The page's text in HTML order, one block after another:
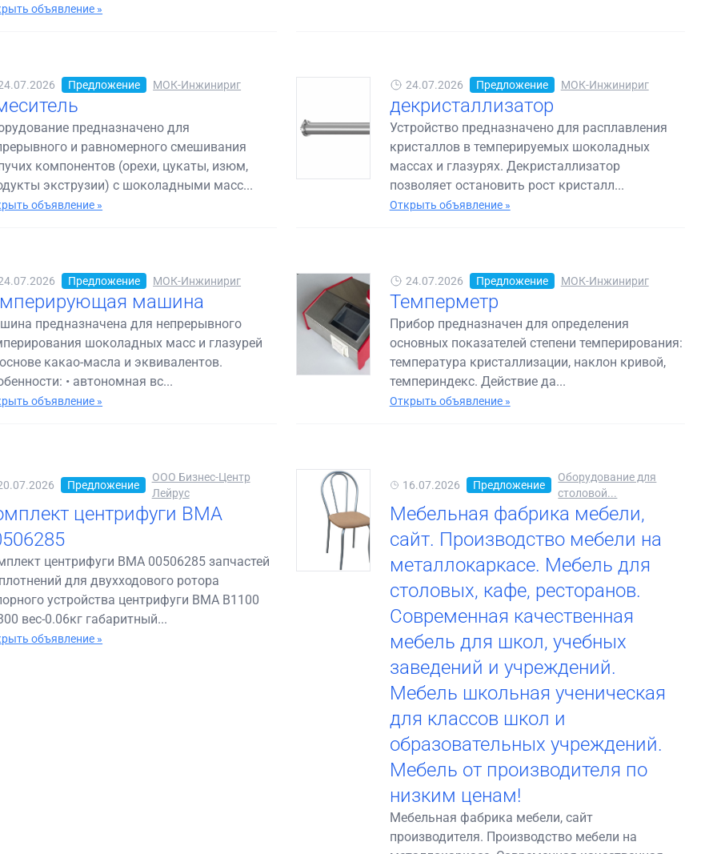
объявление »
Предложение МОК-Инжинириг
предназначено для
и равномерного смешивания
компонентов (орехи, цукаты, изюм,
экструзии) с шоколадными масс...
объявление »
24.07.2026 Предложение МОК-Инжинириг
декристаллизатор
Устройство предназначено для расплавления
кристаллов в темперируемых шоколадных
массах и глазурях. Декристаллизатор
позволяет остановить рост кристалл...
Открыть объявление »
Предложение МОК-Инжинириг
машина
предназначена для непрерывного
шоколадных масс и глазурей
какао-масла и эквивалентов.
• автономная вс...
объявление »
24.07.2026 Предложение МОК-Инжинириг
Темперметр
Прибор предназначен для определения
основных показателей степени темперирования:
температура кристаллизации, наклон кривой,
темпериндекс. Действие да...
Открыть объявление »
Предложение
ООО Бизнес-Центр
Лейрус
центрифуги BMA
центрифуги BMA 00506285 запчастей
для двухходового ротора
устройства центрифуги BMA B1100
вес-0.06кг габаритный...
объявление »
16.07.2026 Предложение
Оборудование для
столовой...
Мебельная фабрика мебели,
сайт. Производство мебели на
металлокаркасе. Мебель для
столовых, кафе, ресторанов.
Современная качественная
мебель для школ, учебных
заведений и учреждений.
Мебель школьная ученическая
для классов школ и
образовательных учреждений.
Мебель от производителя по
низким ценам!
Мебельная фабрика мебели, сайт
производителя. Производство мебели на